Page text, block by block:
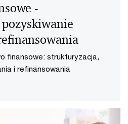
-
finansowe: strukturyzacja,
i refinansowania